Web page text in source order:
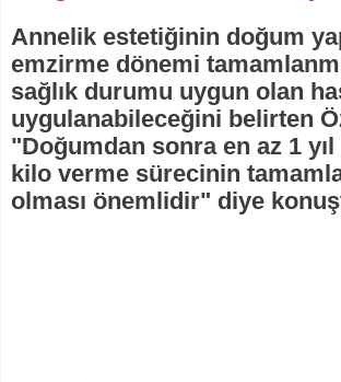
Annelik estetiğinin doğum
emzirme dönemi
sağlık durumu uygun olan
uygulanabileceğini belirten
"Doğumdan sonra en az 1
kilo verme sürecinin
olması önemlidir" diye